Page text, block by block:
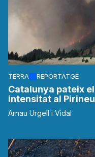
TERRA REPORTATGE
Catalunya pateix
intensitat al
Arnau Urgell i Vidal